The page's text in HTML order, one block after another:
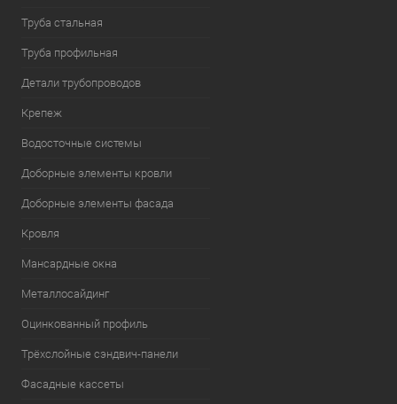
Труба стальная
Труба профильная
Детали трубопроводов
Крепеж
Водосточные системы
Доборные элементы кровли
Доборные элементы фасада
Кровля
Мансардные окна
Металлосайдинг
Оцинкованный профиль
Трёхслойные сэндвич-панели
Фасадные кассеты